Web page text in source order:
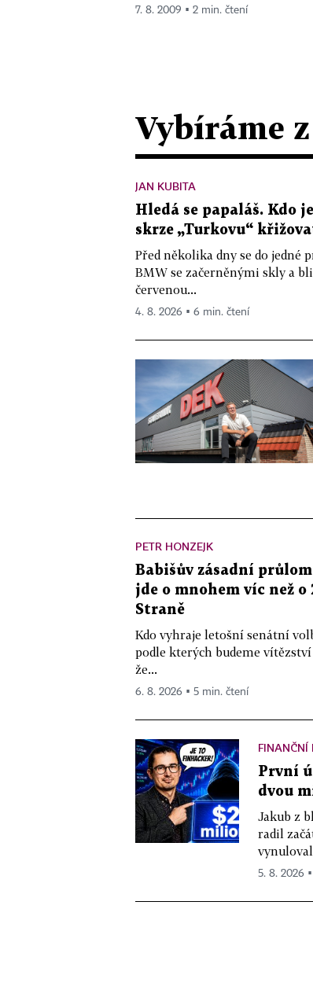
7. 8. 2009 ▪ 2 min. čtení
Vybíráme
JAN KUBITA
Hledá se papaláš. Kdo
skrze „Turkovu“
Před několika dny se do
BMW se začerněnými skly a
červenou...
4. 8. 2026 ▪ 6 min. čtení
PETR HONZEJK
Babišův zásadní
jde o mnohem víc než
Straně
Kdo vyhraje letošní senátní
podle kterých budeme
že...
6. 8. 2026 ▪ 5 min. čtení
FINANČNÍ
První
dvou
Jakub z
radil
5. 8. 2026